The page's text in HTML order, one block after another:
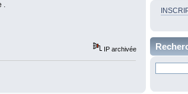
.
IP archivée